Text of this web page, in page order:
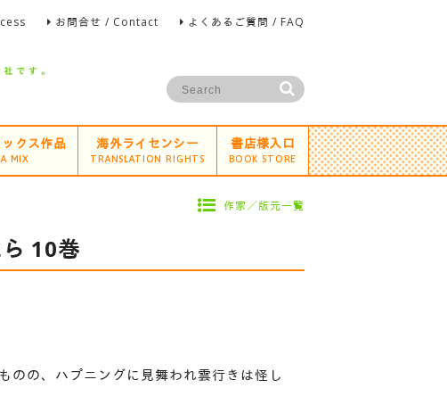
お問合せ / Contact よくあるご質問 / FAQ
クス作品
MIX
海外ライセンシー
TRANSLATION RIGHTS
書店様入口
BOOK STORE
作家／版元一覧
10巻
のの、ハプニングに見舞われ雲行きは怪し